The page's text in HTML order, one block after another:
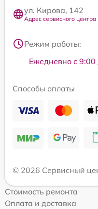
ул. Кирова, 142
Адрес сервисного центра
Режим работы:
Ежедневно с 9:00
Способы оплаты
© 2026 Сервисный
Стоимость ремонта
Оплата и доставка